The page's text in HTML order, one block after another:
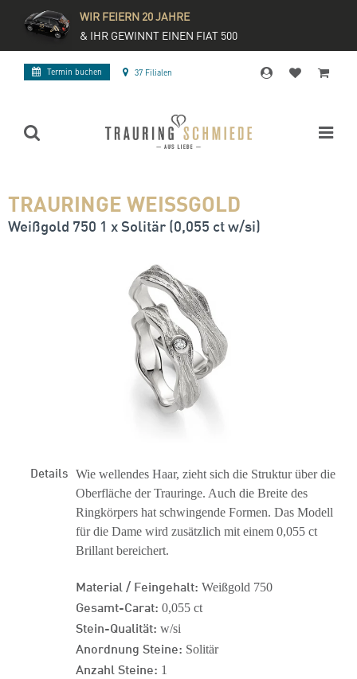
WIR FEIERN 20 JAHRE
& IHR GEWINNT EINEN FIAT 500
Termin buchen 37 Filialen
TRAURINGE WEISSGOLD
Weißgold 750 1 x Solitär (0,055 ct w/si)
Details Wie wellendes Haar, zieht sich die Struktur über die
Oberfläche der Trauringe. Auch die Breite des
Ringkörpers hat schwingende Formen. Das Modell
für die Dame wird zusätzlich mit einem 0,055 ct
Brillant bereichert.
Material / Feingehalt: Weißgold 750
Gesamt-Carat: 0,055 ct
Stein-Qualität: w/si
Anordnung Steine: Solitär
Anzahl Steine: 1